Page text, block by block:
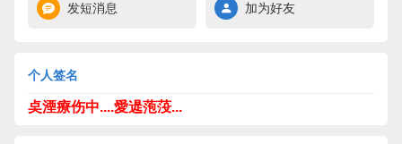
发短消息 加为好友
个人签名
奌湮療伤中....愛遈萢莈...